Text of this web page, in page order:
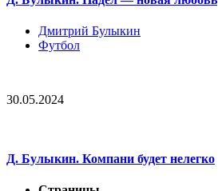
Дмитрий Булыкин
Футбол
30.05.2024
Д. Булыкин. Компани будет нелегко